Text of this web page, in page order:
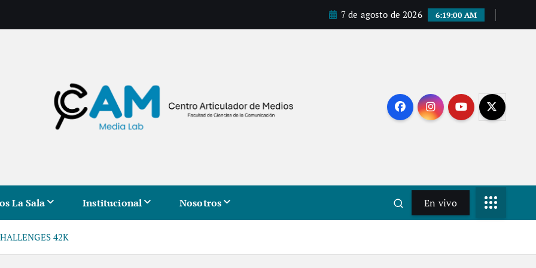
7 de agosto de 2026 6:19:02 AM
La Sala Institucional Nosotros En vivo
42K